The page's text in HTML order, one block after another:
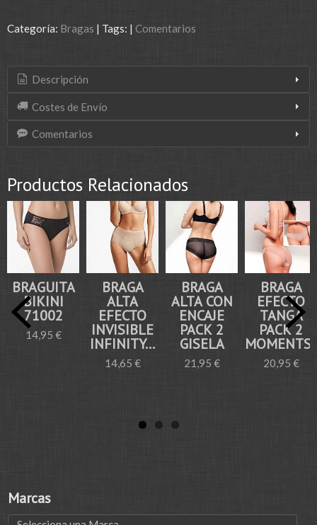
Marcas
Categoría: Bragas | Tags: | Comentarios
Descripción
Costes de Envío
Comentarios
Productos Relacionados
BRAGUITA
BIKINI
71002
14,95 €
BRAGA
ALTA
EFECTO
INVISIBLE
INFINITY...
14,65 €
BRAGA
ALTA CON
ENCAJE
PACK 2
GISELA
21,95 €
BRAGA
EFECTO
TANGA
PACK 2
20,95 €